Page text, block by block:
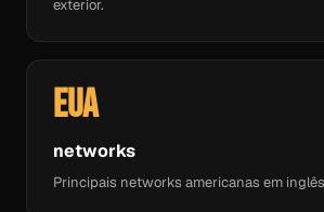
exterior.
EUA
networks
Principais networks americanas em